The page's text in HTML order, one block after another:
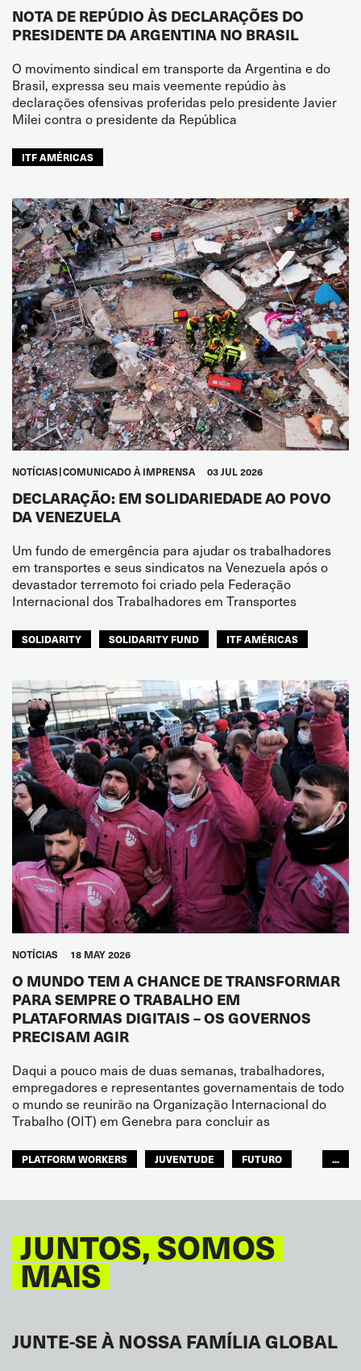
NOTA DE REPÚDIO ÀS DECLARAÇÕES DO
PRESIDENTE DA ARGENTINA NO BRASIL
O movimento sindical em transporte da Argentina e do
Brasil, expressa seu mais veemente repúdio às
declarações ofensivas proferidas pelo presidente Javier
Milei contra o presidente da República
ITF AMÉRICAS
NOTÍCIAS COMUNICADO À IMPRENSA 03 JUL 2026
DECLARAÇÃO: EM SOLIDARIEDADE AO POVO
DA VENEZUELA
Um fundo de emergência para ajudar os trabalhadores
em transportes e seus sindicatos na Venezuela após o
devastador terremoto foi criado pela Federação
Internacional dos Trabalhadores em Transportes
SOLIDARITY SOLIDARITY FUND ITF AMÉRICAS
NOTÍCIAS 18 MAY 2026
O MUNDO TEM A CHANCE DE TRANSFORMAR
PARA SEMPRE O TRABALHO EM
PLATAFORMAS DIGITAIS – OS GOVERNOS
PRECISAM AGIR
Daqui a pouco mais de duas semanas, trabalhadores,
empregadores e representantes governamentais de todo
o mundo se reunirão na Organização Internacional do
Trabalho (OIT) em Genebra para concluir as
PLATFORM WORKERS JUVENTUDE
FUTURO
...
JUNTOS, SOMOS
MAIS
JUNTE-SE À NOSSA FAMÍLIA GLOBAL